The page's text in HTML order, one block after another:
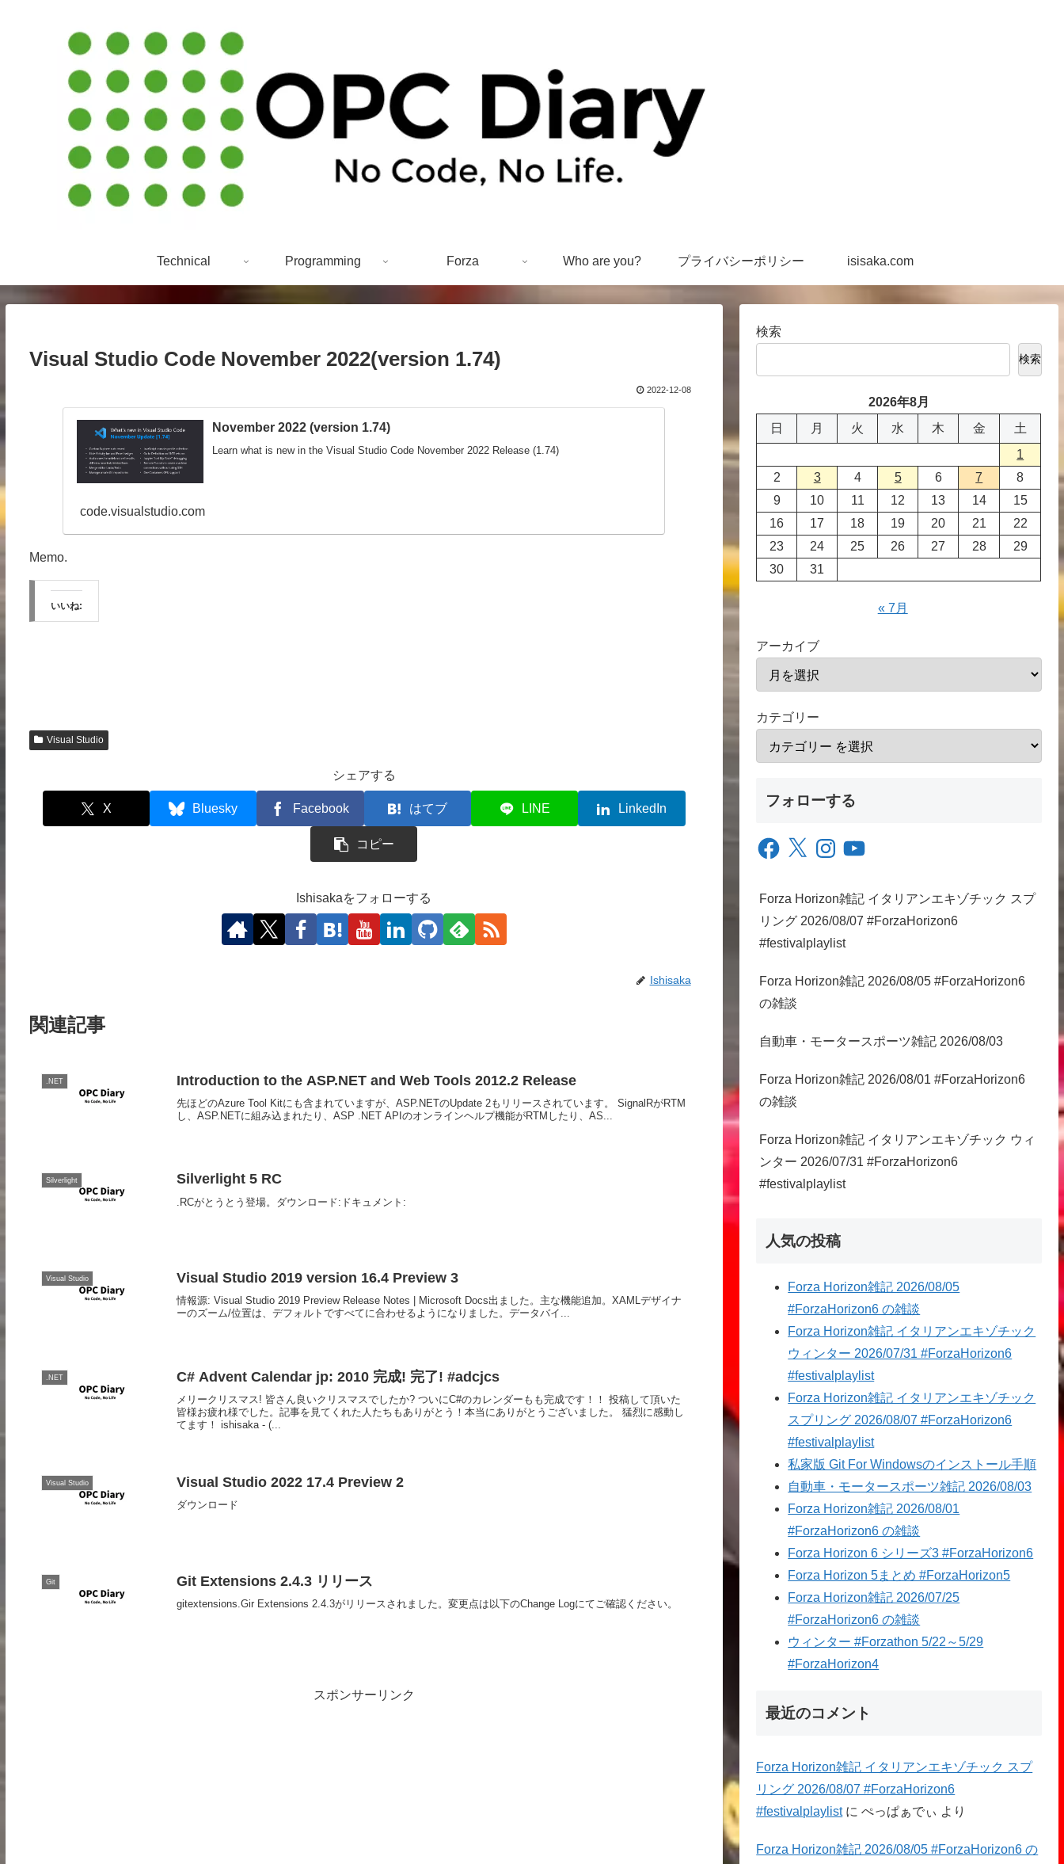
Technical Programming Forza Who are you? プライバシーポリシー isisaka.com
Visual Studio Code November 2022(version 1.74)
2022-12-08
November 2022 (version 1.74)
Learn what is new in the Visual Studio Code November 2022 Release (1.74)
code.visualstudio.com
Memo.
いいね:
Visual Studio
シェアする
X Bluesky Facebook はてブ LINE LinkedIn
コピー
Ishisakaをフォローする
Ishisaka
関連記事
.NET Introduction to the ASP.NET and Web Tools 2012.2 Release
先ほどのAzure Tool Kitにも含まれていますが、ASP.NETのUpdate 2もリリースされています。 SignalRがRTM
し、ASP.NETに組み込まれたり、ASP .NET APIのオンラインヘルプ機能がRTMしたり、AS...
Silverlight Silverlight 5 RC
.RCがとうとう登場。ダウンロード:ドキュメント:
Visual Studio Visual Studio 2019 version 16.4 Preview 3
情報源: Visual Studio 2019 Preview Release Notes | Microsoft Docs出ました。主な機能追加。XAMLデザイナ
ーのズーム/位置は、デフォルトですべてに合わせるようになりました。データバイ...
.NET C# Advent Calendar jp: 2010 完成! 完了! #adcjcs
メリークリスマス! 皆さん良いクリスマスでしたか? ついにC#のカレンダーもも完成です！！ 投稿して頂いた
皆様お疲れ様でした。記事を見てくれた人たちもありがとう！本当にありがとうございました。 猛烈に感動し
てます！ ishisaka - (...
Visual Studio Visual Studio 2022 17.4 Preview 2
ダウンロード
Git Git Extensions 2.4.3 リリース
gitextensions.Gir Extensions 2.4.3がリリースされました。変更点は以下のChange Logにてご確認ください。
スポンサーリンク
検索
検索
2026年8月
日
月 火 水 木 金
土
1
2
3 4 5 6 7
8
9
10 11 12 13 14
15
16
17 18 19 20 21
22
23
24 25 26 27 28
29
30
31
« 7月
アーカイブ
カテゴリー
フォローする
Facebook
X InstagramYouTube
Forza Horizon雑記 イタリアンエキゾチック スプ
リング 2026/08/07 #ForzaHorizon6
#festivalplaylist
Forza Horizon雑記 2026/08/05 #ForzaHorizon6
の雑談
自動車・モータースポーツ雑記 2026/08/03
Forza Horizon雑記 2026/08/01 #ForzaHorizon6
の雑談
Forza Horizon雑記 イタリアンエキゾチック ウィ
ンター 2026/07/31 #ForzaHorizon6
#festivalplaylist
人気の投稿
Forza Horizon雑記 2026/08/05
#ForzaHorizon6 の雑談
Forza Horizon雑記 イタリアンエキゾチック
ウィンター 2026/07/31 #ForzaHorizon6
#festivalplaylist
Forza Horizon雑記 イタリアンエキゾチック
スプリング 2026/08/07 #ForzaHorizon6
#festivalplaylist
私家版 Git For Windowsのインストール手順
自動車・モータースポーツ雑記 2026/08/03
Forza Horizon雑記 2026/08/01
#ForzaHorizon6 の雑談
Forza Horizon 6 シリーズ3 #ForzaHorizon6
Forza Horizon 5まとめ #ForzaHorizon5
Forza Horizon雑記 2026/07/25
#ForzaHorizon6 の雑談
ウィンター #Forzathon 5/22～5/29
#ForzaHorizon4
最近のコメント
Forza Horizon雑記 イタリアンエキゾチック スプ
リング 2026/08/07 #ForzaHorizon6
#festivalplaylistにぺっぱぁでぃ より
Forza Horizon雑記 2026/08/05 #ForzaHorizon6 の